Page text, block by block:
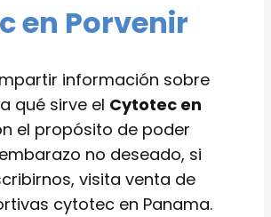
en Porvenir
información sobre
qué sirve el Cytotec en
el propósito de poder
no deseado, si
visita venta de
cytotec en Panama.